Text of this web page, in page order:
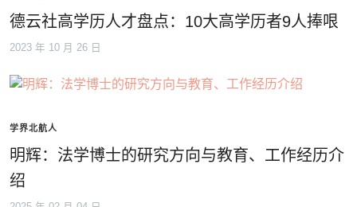
德云社高学历人才盘点：10大高学历者9人捧哏
2023 年 10 月 26 日
学界北航人
明辉：法学博士的研究方向与教育、工作经历介
绍